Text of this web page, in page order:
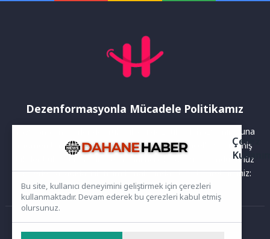
Dezenformasyonla Mücadele Politikamız
Yayınlanan haberler doğruluk ilkesi gözetilerek hazırlanır. Buna
rağmen bazı içeriklerde eksik, hatalı veya güncelliğini yitirmiş
bilgiler bulunabilir.Yanlış veya yanıltıcı olduğunu düşündüğünüz
haberleri aşağıdaki iletişim kanallarından bize bildirebilirsiniz:
Ana Sayfa
Çerez
Bu site, kullanıcı deneyimini geliştirmek için çerezleri
kullanmaktadır. Devam ederek bu çerezleri kabul etmiş
olursunuz.